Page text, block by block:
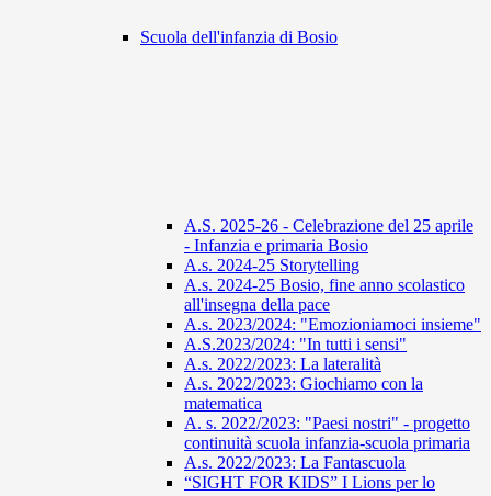
Scuola dell'infanzia di Bosio
A.S. 2025-26 - Celebrazione del 25 aprile
- Infanzia e primaria Bosio
A.s. 2024-25 Storytelling
A.s. 2024-25 Bosio, fine anno scolastico
all'insegna della pace
A.s. 2023/2024: "Emozioniamoci insieme"
A.S.2023/2024: "In tutti i sensi"
A.s. 2022/2023: La lateralità
A.s. 2022/2023: Giochiamo con la
matematica
A. s. 2022/2023: "Paesi nostri" - progetto
continuità scuola infanzia-scuola primaria
A.s. 2022/2023: La Fantascuola
“SIGHT FOR KIDS” I Lions per lo